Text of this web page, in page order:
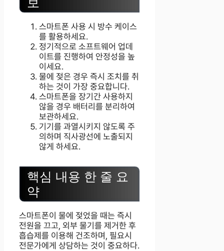
스마트폰 사용 시 방수 케이스
를 활용하세요.
정기적으로 소프트웨어 업데
이트를 진행하여 안정성을 높
이세요.
물에 젖은 경우 즉시 조치를 취
하는 것이 가장 중요합니다.
스마트폰을 장기간 사용하지
않을 경우 배터리를 분리하여
보관하세요.
기기를 과열시키지 않도록 주
의하며 직사광선에 노출되지
않게 하세요.
핵심 내용 한 줄 요
약
스마트폰이 물에 젖었을 때는 즉시
전원을 끄고, 외부 물기를 제거한 후
흡습제를 이용해 건조하며, 필요시
전문가에게 상담하는 것이 중요하다.